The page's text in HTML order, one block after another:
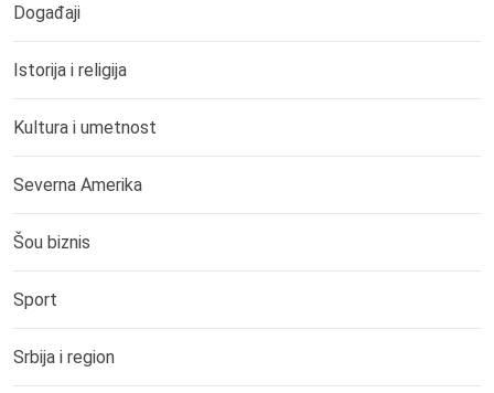
Događaji
Istorija i religija
Kultura i umetnost
Severna Amerika
Šou biznis
Sport
Srbija i region